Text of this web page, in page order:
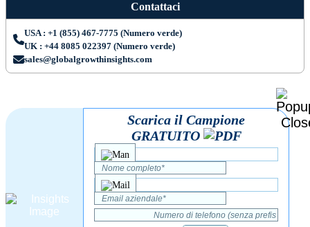
Contattaci
USA : +1 (855) 467-7775 (Numero verde)
UK : +44 8085 022397 (Numero verde)
sales@globalgrowthinsights.com
Scarica il Campione
GRATUITO